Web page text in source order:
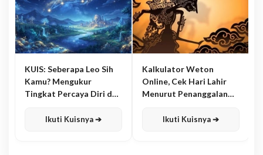
KUIS: Seberapa Leo Sih
Kamu? Mengukur
Tingkat Percaya Diri dan
Ikuti Kuisnya ➔
Kalkulator Weton
Online, Cek Hari Lahir
Menurut Penanggalan
Ikuti Kuisnya ➔